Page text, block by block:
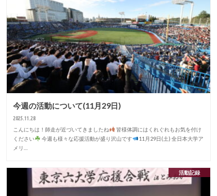
今週の活動について(11月29日)
2025.11.28
こんにちは！師走が近づいてきましたね
皆様体調にはくれぐれもお気を付け
ください
今週も様々な応援活動が盛り沢山です
11月29日(土) 全日本大学ア
メリ…
活動記録